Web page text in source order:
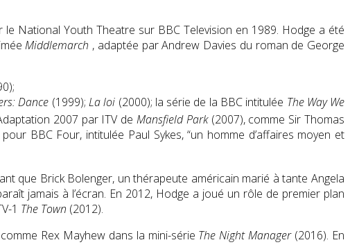
National Youth Theatre sur BBC Television en 1989. Hodge a été
Middlemarch , adaptée par Andrew Davies du roman de George
Dance (1999); La loi (2000); la série de la BBC intitulée The Way We
2007 par ITV de Mansfield Park(2007), comme Sir Thomas
BBC Four, intitulée Paul Sykes, “un homme d’affaires moyen et
que Brick Bolenger, un thérapeute américain marié à tante Angela
jamais à l’écran. En 2012, Hodge a joué un rôle de premier plan
1 The Town (2012).
Rex Mayhew dans la mini-série The Night Manager(2016). En